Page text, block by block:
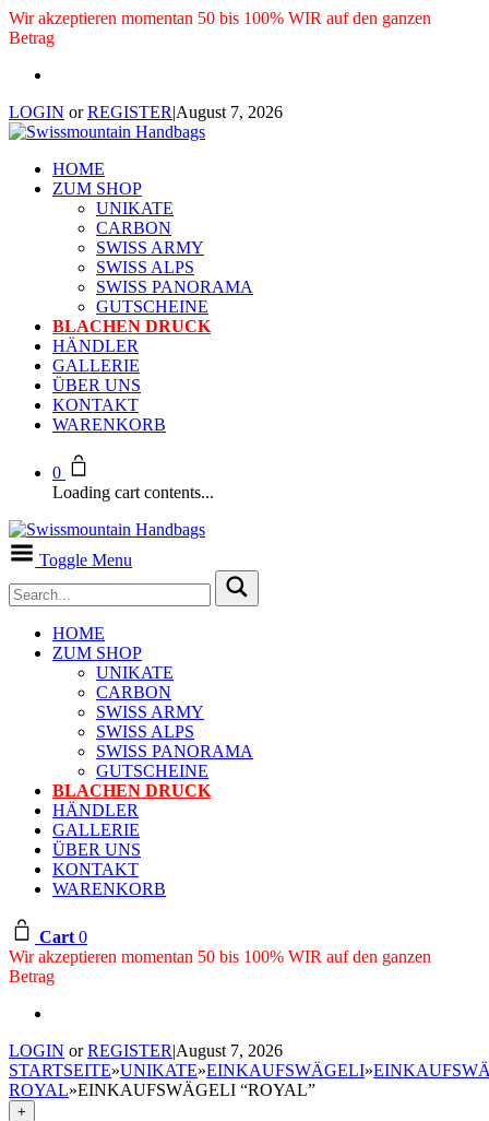
Wir akzeptieren momentan 50 bis 100% WIR auf den ganzen
Betrag
LOGIN orREGISTER|August 7, 2026
HOME
ZUM SHOP
UNIKATE
CARBON
SWISS ARMY
SWISS ALPS
SWISS PANORAMA
GUTSCHEINE
BLACHEN DRUCK
HÄNDLER
GALLERIE
ÜBER UNS
KONTAKT
WARENKORB
0
Loading cart contents...
Toggle Menu
HOME
ZUM SHOP
UNIKATE
CARBON
SWISS ARMY
SWISS ALPS
SWISS PANORAMA
GUTSCHEINE
BLACHEN DRUCK
HÄNDLER
GALLERIE
ÜBER UNS
KONTAKT
WARENKORB
Cart 0
Wir akzeptieren momentan 50 bis 100% WIR auf den ganzen
Betrag
LOGIN orREGISTER|August 7, 2026
STARTSEITE»UNIKATE»EINKAUFSWÄGELI»
ROYAL»EINKAUFSWÄGELI “ROYAL”
+